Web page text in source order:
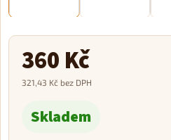
360 Kč
321,43 Kč bez DPH
cena:
Skladem